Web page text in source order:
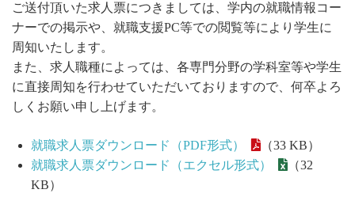
ご送付頂いた求人票につきましては、学内の就職情報コー
ナーでの掲示や、就職支援PC等での閲覧等により学生に
周知いたします。
また、求人職種によっては、各専門分野の学科室等や学生
に直接周知を行わせていただいておりますので、何卒よろ
しくお願い申し上げます。
就職求人票ダウンロード（PDF形式）
（33 KB）
就職求人票ダウンロード（エクセル形式）
（32
KB）